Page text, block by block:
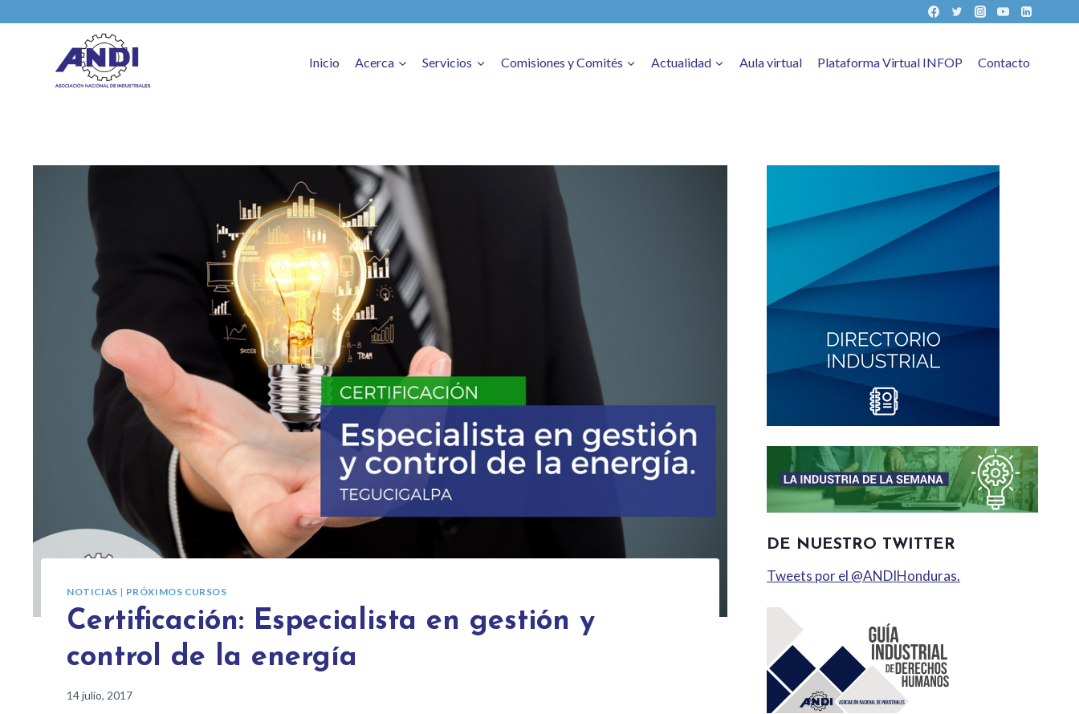
Inicio Acerca Servicios Comisiones y Comités Actualidad Aula virtual Plataforma Virtual INFOP Contacto
NOTICIAS | PRÓXIMOS CURSOS
Certificación: Especialista en gestión y
control de la energía
14 julio, 2017
DE NUESTRO TWITTER
Tweets por el @ANDIHonduras.